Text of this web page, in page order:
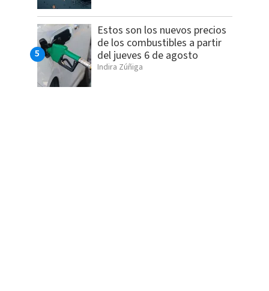
Estos son los nuevos precios
de los combustibles a partir
del jueves 6 de agosto
Indira Zúñiga